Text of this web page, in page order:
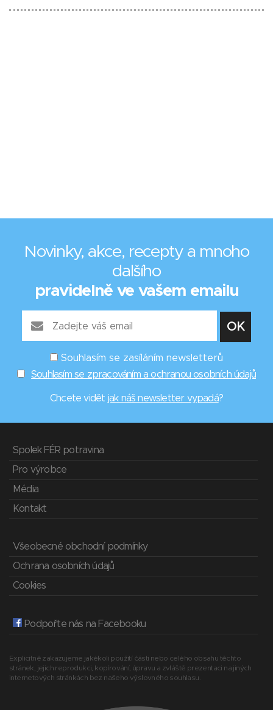
Novinky, akce, recepty a mnoho
dalšího
pravidelně ve vašem emailu
Souhlasím se zasíláním newsletterů
Souhlasím se zpracováním a ochranou osobních údajů
Chcete vidět jak náš newsletter vypadá?
Spolek FÉR potravina
Pro výrobce
Média
Kontakt
Všeobecné obchodní podmínky
Ochrana osobních údajů
Cookies
Podpořte nás na Facebooku
Explicitně zakazujeme jakékoli použití části nebo celého obsahu těchto
stránek, jejich reprodukci, kopírování, úpravu a zvláště prezentaci na jiných
internetových stránkách bez našeho výslovného souhlasu.